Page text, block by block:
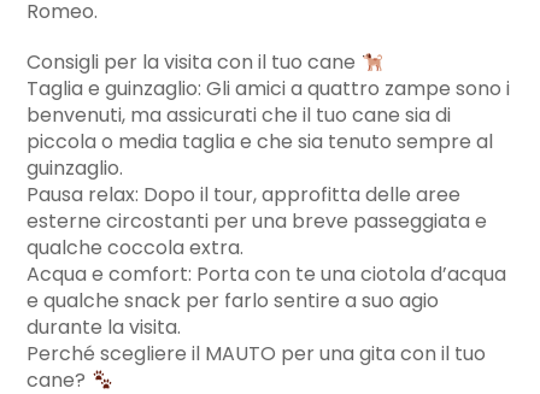
Romeo.
Consigli per la visita con il tuo cane
Taglia e guinzaglio: Gli amici a quattro zampe sono i
benvenuti, ma assicurati che il tuo cane sia di
piccola o media taglia e che sia tenuto sempre al
guinzaglio.
Pausa relax: Dopo il tour, approfitta delle aree
esterne circostanti per una breve passeggiata e
qualche coccola extra.
Acqua e comfort: Porta con te una ciotola d’acqua
e qualche snack per farlo sentire a suo agio
durante la visita.
Perché scegliere il MAUTO per una gita con il tuo
cane?